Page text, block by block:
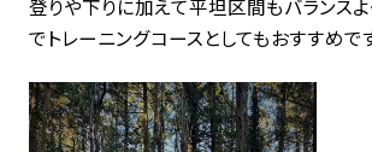
登りや下りに加えて平坦区間もバランス
でトレーニングコースとしてもおすすめで